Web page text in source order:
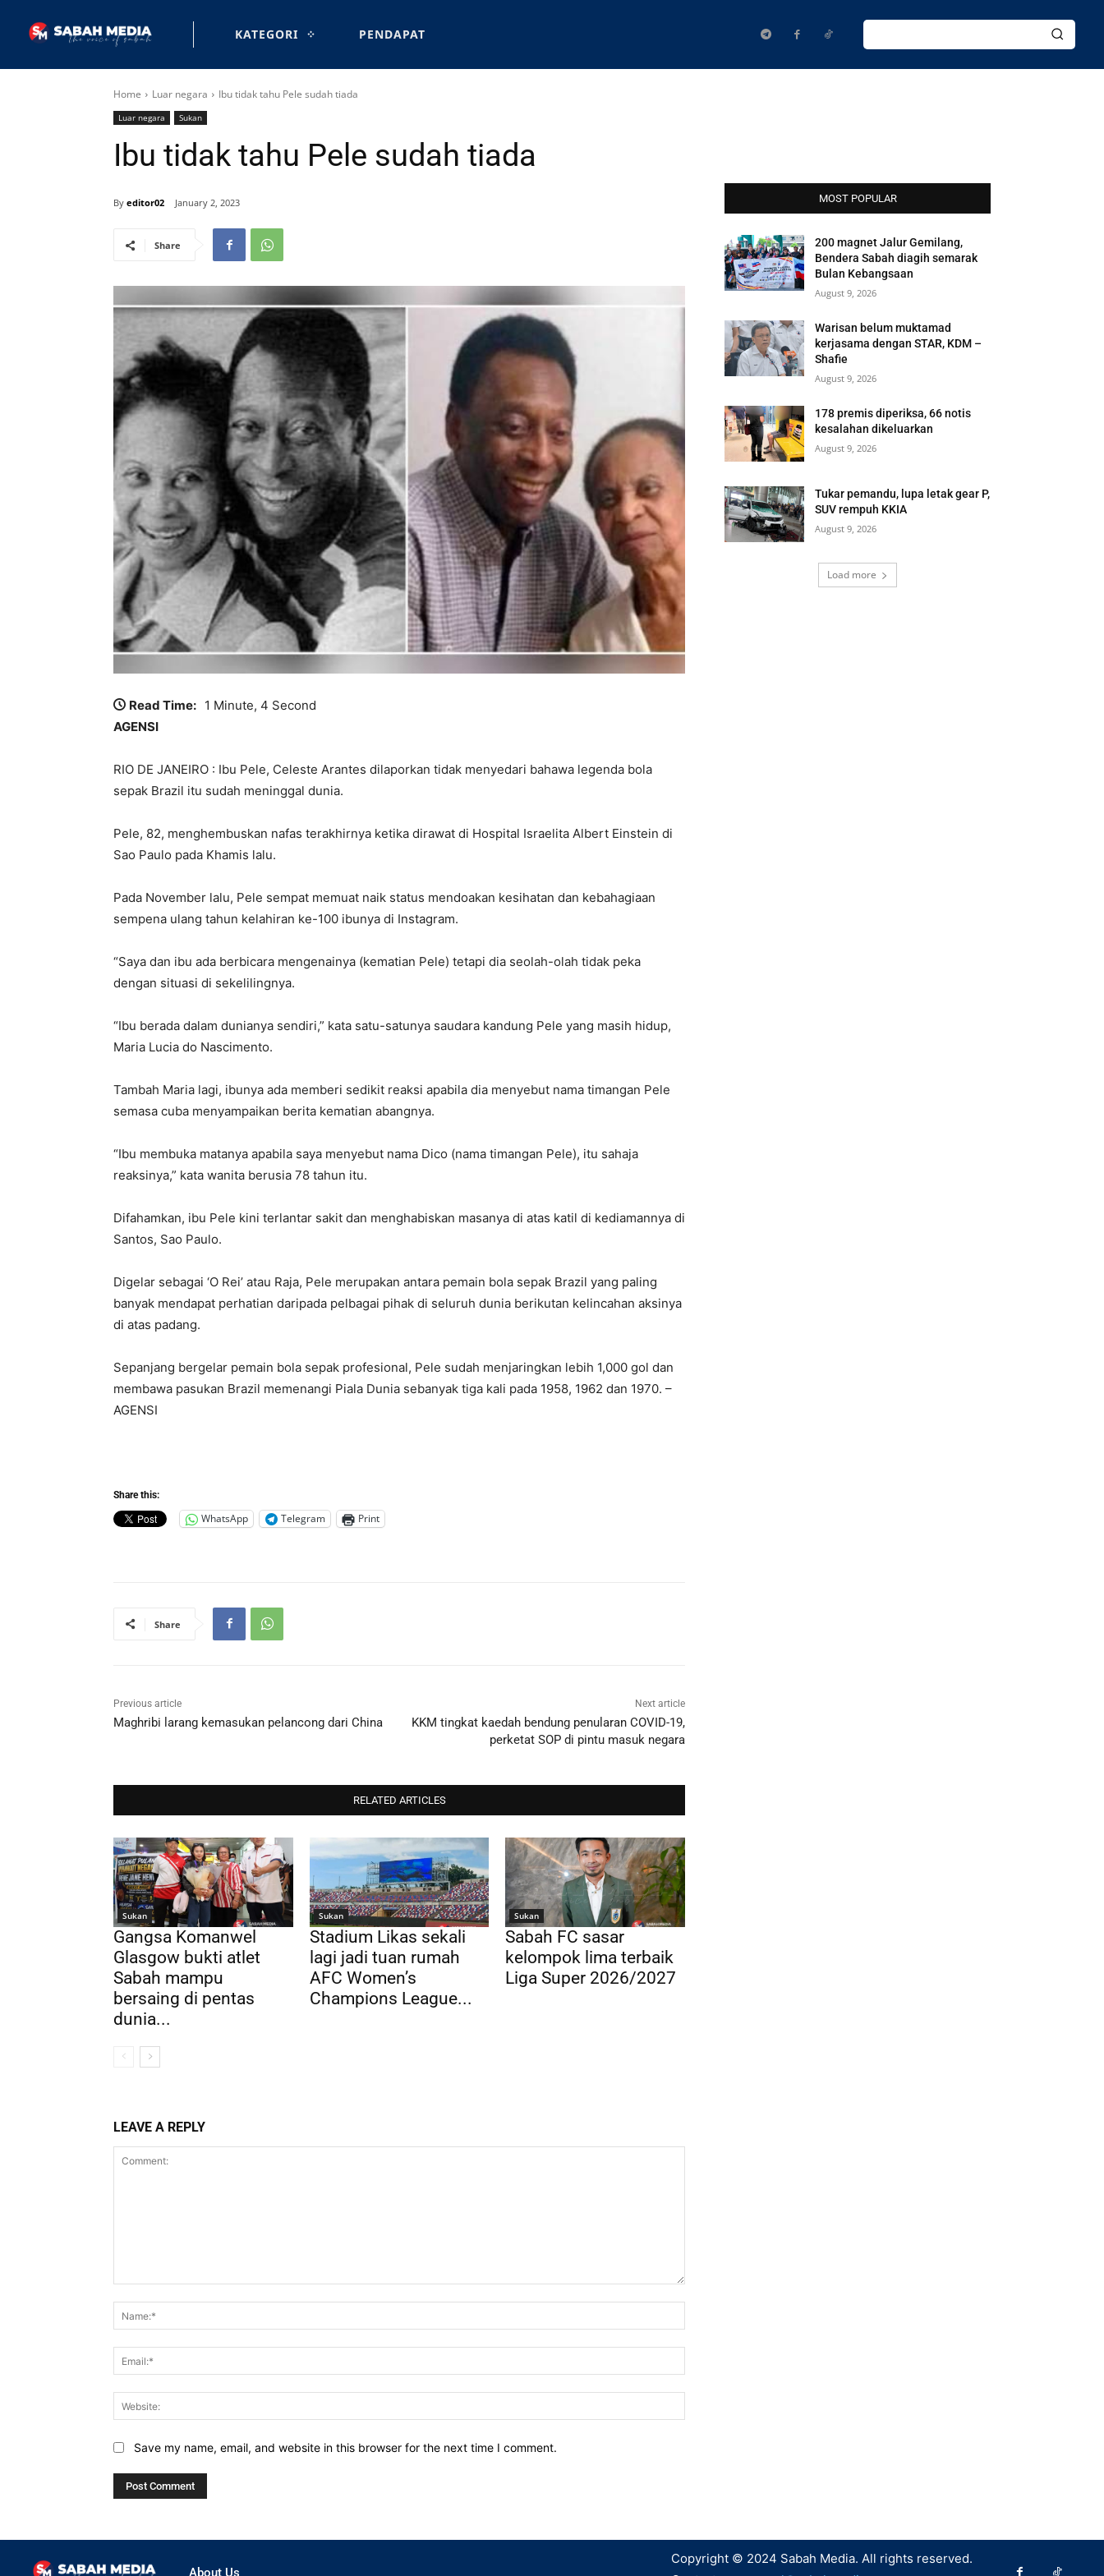
KATEGORI PENDAPAT
Home Luar negara Ibu tidak tahu Pele sudah tiada
Luar negara Sukan
Ibu tidak tahu Pele sudah tiada
By editor02 January 2, 2023
Share
Read Time: 1 Minute, 4 Second
AGENSI
RIO DE JANEIRO : Ibu Pele, Celeste Arantes dilaporkan tidak menyedari bahawa legenda bola
sepak Brazil itu sudah meninggal dunia.
Pele, 82, menghembuskan nafas terakhirnya ketika dirawat di Hospital Israelita Albert Einstein di
Sao Paulo pada Khamis lalu.
Pada November lalu, Pele sempat memuat naik status mendoakan kesihatan dan kebahagiaan
sempena ulang tahun kelahiran ke-100 ibunya di Instagram.
“Saya dan ibu ada berbicara mengenainya (kematian Pele) tetapi dia seolah-olah tidak peka
dengan situasi di sekelilingnya.
“Ibu berada dalam dunianya sendiri,” kata satu-satunya saudara kandung Pele yang masih hidup,
Maria Lucia do Nascimento.
Tambah Maria lagi, ibunya ada memberi sedikit reaksi apabila dia menyebut nama timangan Pele
semasa cuba menyampaikan berita kematian abangnya.
“Ibu membuka matanya apabila saya menyebut nama Dico (nama timangan Pele), itu sahaja
reaksinya,” kata wanita berusia 78 tahun itu.
Difahamkan, ibu Pele kini terlantar sakit dan menghabiskan masanya di atas katil di kediamannya di
Santos, Sao Paulo.
Digelar sebagai ‘O Rei’ atau Raja, Pele merupakan antara pemain bola sepak Brazil yang paling
banyak mendapat perhatian daripada pelbagai pihak di seluruh dunia berikutan kelincahan aksinya
di atas padang.
Sepanjang bergelar pemain bola sepak profesional, Pele sudah menjaringkan lebih 1,000 gol dan
membawa pasukan Brazil memenangi Piala Dunia sebanyak tiga kali pada 1958, 1962 dan 1970. –
AGENSI
Share this:
WhatsApp Telegram Print
Share
Previous article
Maghribi larang kemasukan pelancong dari China
Next article
KKM tingkat kaedah bendung penularan COVID-19,
perketat SOP di pintu masuk negara
RELATED ARTICLES
Sukan
Gangsa Komanwel
Glasgow bukti atlet
Sabah mampu
bersaing di pentas
dunia...
Sukan
Stadium Likas sekali
lagi jadi tuan rumah
AFC Women’s
Champions League...
Sukan
Sabah FC sasar
kelompok lima terbaik
Liga Super 2026/2027
LEAVE A REPLY
Save my name, email, and website in this browser for the next time I comment.
MOST POPULAR
200 magnet Jalur Gemilang,
Bendera Sabah diagih semarak
Bulan Kebangsaan
August 9, 2026
Warisan belum muktamad
kerjasama dengan STAR, KDM –
Shafie
August 9, 2026
178 premis diperiksa, 66 notis
kesalahan dikeluarkan
August 9, 2026
Tukar pemandu, lupa letak gear P,
SUV rempuh KKIA
August 9, 2026
Load more
Copyright © 2024 Sabah Media. All rights reserved.